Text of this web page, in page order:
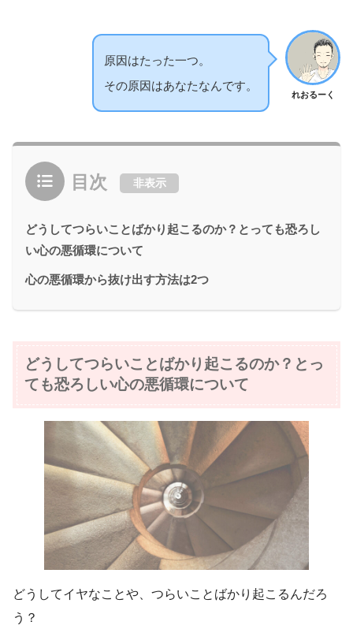
れおるーく
原因はたった一つ。
その原因はあなたなんです。
目次 非表示
どうしてつらいことばかり起こるのか？とっても恐ろし
い心の悪循環について
心の悪循環から抜け出す方法は2つ
どうしてつらいことばかり起こるのか？とっ
ても恐ろしい心の悪循環について
どうしてイヤなことや、つらいことばかり起こるんだろ
う？